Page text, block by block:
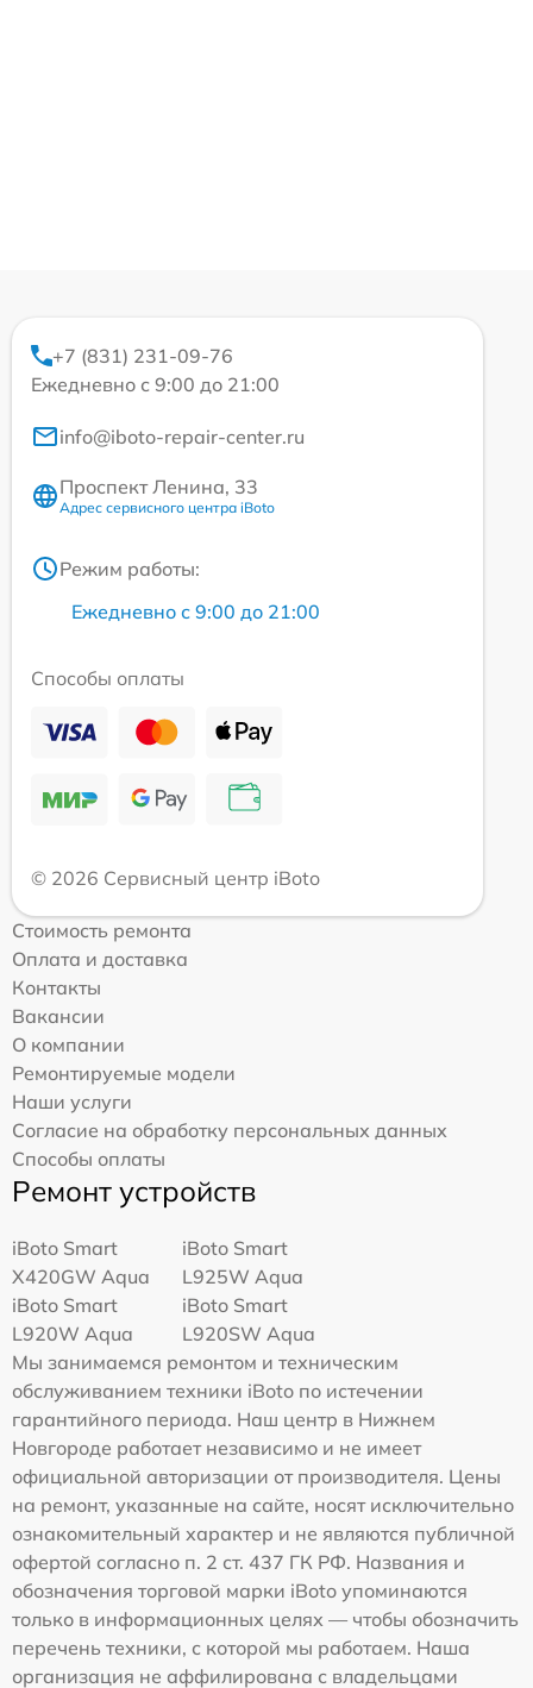
+7 (831) 231-09-76
Ежедневно с 9:00 до 21:00
info@iboto-repair-center.ru
Проспект Ленина, 33
Адрес сервисного центра iBoto
Режим работы:
Ежедневно с 9:00 до 21:00
Способы оплаты
© 2026 Сервисный центр iBoto
Стоимость ремонта
Оплата и доставка
Контакты
Вакансии
О компании
Ремонтируемые модели
Наши услуги
Согласие на обработку персональных данных
Способы оплаты
Ремонт устройств
iBoto Smart
Х420GW Aqua
iBoto Smart
L925W Aqua
iBoto Smart
L920W Aqua
iBoto Smart
L920SW Aqua
Мы занимаемся ремонтом и техническим
обслуживанием техники iBoto по истечении
гарантийного периода. Наш центр в Нижнем
Новгороде работает независимо и не имеет
официальной авторизации от производителя. Цены
на ремонт, указанные на сайте, носят исключительно
ознакомительный характер и не являются публичной
офертой согласно п. 2 ст. 437 ГК РФ. Названия и
обозначения торговой марки iBoto упоминаются
только в информационных целях — чтобы обозначить
перечень техники, с которой мы работаем. Наша
организация не аффилирована с владельцами